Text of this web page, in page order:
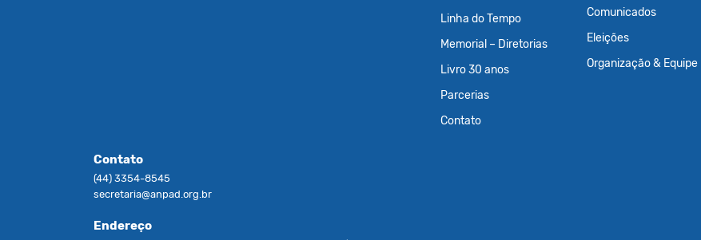
Linha do Tempo
Memorial – Diretorias
Livro 30 anos
Parcerias
Contato
Comunicados
Eleições
Organização & Equipe
Contato
(44) 3354-8545
secretaria@anpad.org.br
Endereço